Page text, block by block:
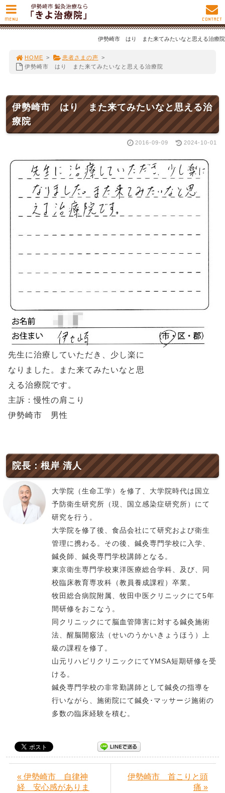
伊勢崎市 はり また来てみたいなと思える治療院
HOME > 患者さまの声 >
伊勢崎市 はり また来てみたいなと思える治療院
伊勢崎市 はり また来てみたいなと思える治
療院
2016-09-09 2024-10-01
先生に治療していただき、少し楽に
なりました。また来てみたいなと思
える治療院です。
主訴：慢性の肩こり
伊勢崎市 男性
院長：根岸 清人
大学院（生命工学）を修了、大学院時代は国立
予防衛生研究所（現、国立感染症研究所）にて
研究を行う。
大学院を修了後、食品会社にて研究および衛生
管理に携わる。その後、鍼灸専門学校に入学、
鍼灸師、鍼灸専門学校講師となる。
東京衛生専門学校東洋医療総合学科、及び、同
校臨床教育専攻科（教員養成課程）卒業。
牧田総合病院附属、牧田中医クリニックにて5年
間研修をおこなう。
同クリニックにて脳血管障害に対する鍼灸施術
法、醒脳開竅法（せいのうかいきょうほう）上
級の課程を修了。
山元リハビリクリニックにてYMSA短期研修を受
ける。
鍼灸専門学校の非常勤講師として鍼灸の指導を
行いながら、施術院にて鍼灸･マッサージ施術の
多数の臨床経験を積む。
« 伊勢崎市 自律神
経 安心感がありま
伊勢崎市 首こりと頭
痛 »
MENU CONTACT